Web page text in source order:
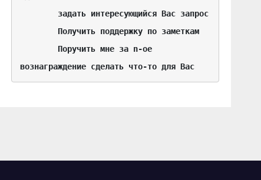
вознаграждение сделать что-то для Вас